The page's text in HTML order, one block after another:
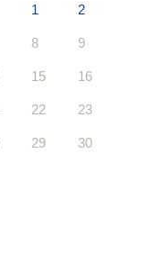
1 2
8 9
15 16
22 23
29 30